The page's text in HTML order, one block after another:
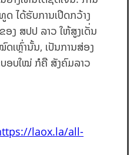
ໄດ້ຮັບການເປີດກວ້າງ
ງ ສປປ ລາວ ໃຫ້ສູງເດັ່ນ
ເຫຼົ່ານັ້ນ, ເປັນການສ່ອງ
ບອບໃໝ່ ກໍຄື ສັງຄົມລາວ
laox.la/all-